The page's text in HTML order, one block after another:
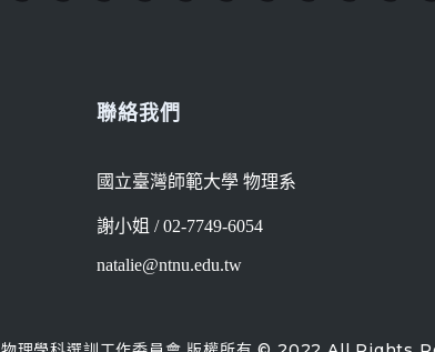
聯絡我們
國立臺灣師範大學 物理系
謝小姐 / 02-7749-6054
natalie@ntnu.edu.tw